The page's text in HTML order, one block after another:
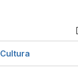
Cultura